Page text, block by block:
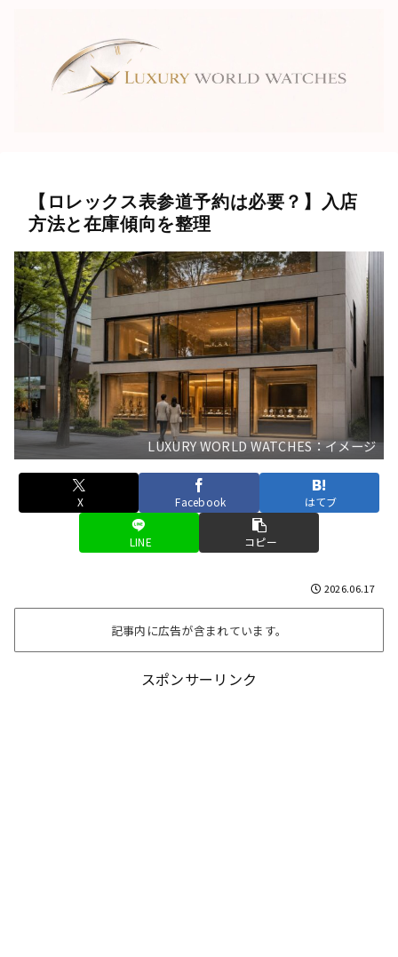
【ロレックス表参道予約は必要？】入店
方法と在庫傾向を整理
LUXURY WORLD WATCHES：イメージ
X Facebook はてブ
LINE コピー
2026.06.17
記事内に広告が含まれています。
スポンサーリンク